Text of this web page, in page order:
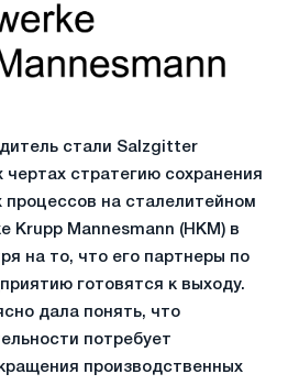
стали Salzgitter
чертах стратегию сохранения
процессов на сталелитейном
Krupp Mannesmann (HKM) в
на то, что его партнеры по
готовятся к выходу.
дала понять, что
потребует
производственных